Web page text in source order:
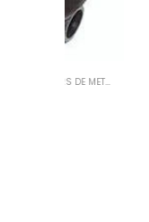
ACCESSOIRES XP